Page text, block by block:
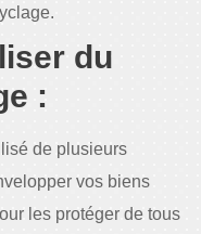
du
:
de plusieurs
vos biens
les protéger de tous